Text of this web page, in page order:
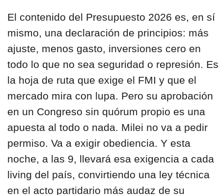
El contenido del Presupuesto 2026 es, en sí
mismo, una declaración de principios: más
ajuste, menos gasto, inversiones cero en
todo lo que no sea seguridad o represión. Es
la hoja de ruta que exige el FMI y que el
mercado mira con lupa. Pero su aprobación
en un Congreso sin quórum propio es una
apuesta al todo o nada. Milei no va a pedir
permiso. Va a exigir obediencia. Y esta
noche, a las 9, llevará esa exigencia a cada
living del país, convirtiendo una ley técnica
en el acto partidario más audaz de su